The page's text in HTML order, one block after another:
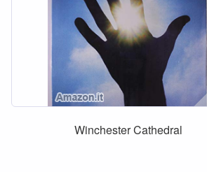
Winchester Cathedral